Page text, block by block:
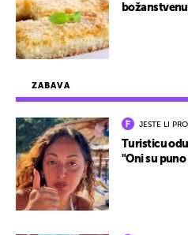
ZABAVA
JESTE LI
Turisticu
"Oni su